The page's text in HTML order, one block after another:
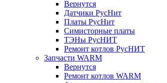
Вернутся
Датчики РусНит
Платы РусНит
Симисторные платы
ТЭНы РусНИТ
Ремонт котлов РусНИТ
Запчасти WARM
Вернутся
Ремонт котлов WARM